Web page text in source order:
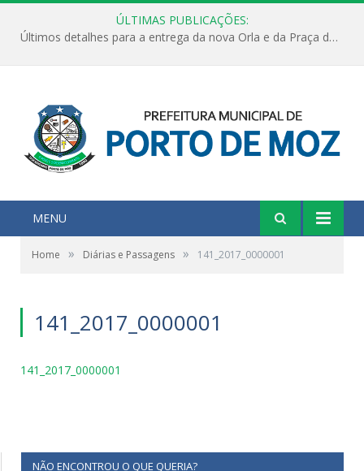
ÚLTIMAS PUBLICAÇÕES:
Últimos detalhes para a entrega da nova Orla e da Praça do Praião
MENU
Home » Diárias e Passagens » 141_2017_0000001
141_2017_0000001
141_2017_0000001
NÃO ENCONTROU O QUE QUERIA?